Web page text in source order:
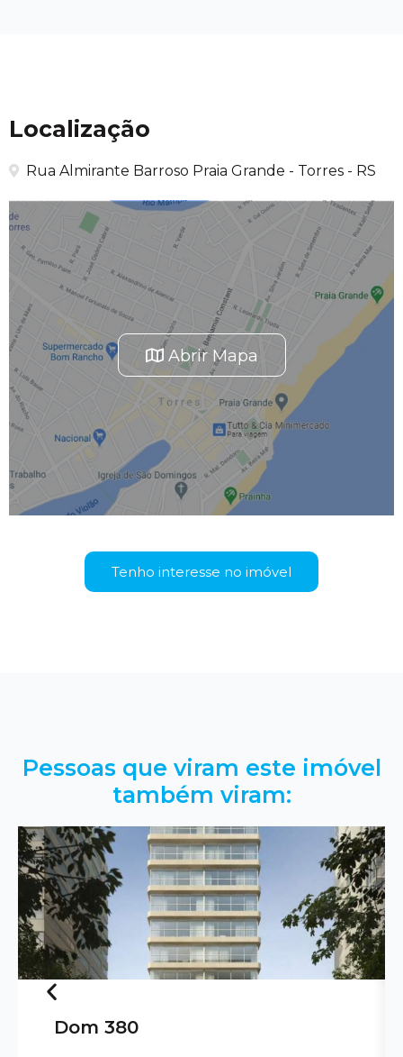
Localização
Rua Almirante Barroso Praia Grande - Torres - RS
Abrir Mapa
Tenho interesse no imóvel
Pessoas que viram este imóvel
também viram:
Dom 380